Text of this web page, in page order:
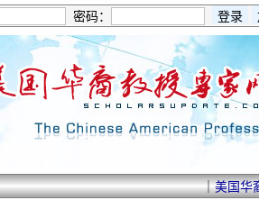
密码：
｜美国华